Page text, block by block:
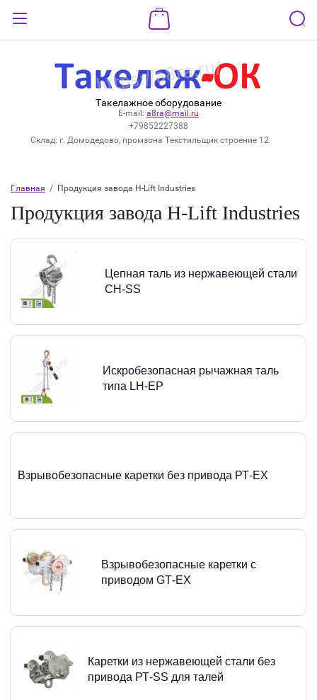
ВХОД В КАБИНЕТ
Регистрация
Такелажное оборудование
E-mail: a8ra@mail.ru
+79852227388
Склад: г. Домодедово, промзона Текстильщик строение 12
Главная
  /  Продукция завода H-Lift Industries
Продукция завода H-Lift Industries
Цепная таль из нержавеющей стали
CH-SS
Искробезопасная рычажная таль
типа LH-EP
Взрывобезопасные каретки без привода РТ-ЕХ
Взрывобезопасные каретки с
приводом GТ-ЕХ
Каретки из нержавеющей стали без
привода РТ-SS для талей